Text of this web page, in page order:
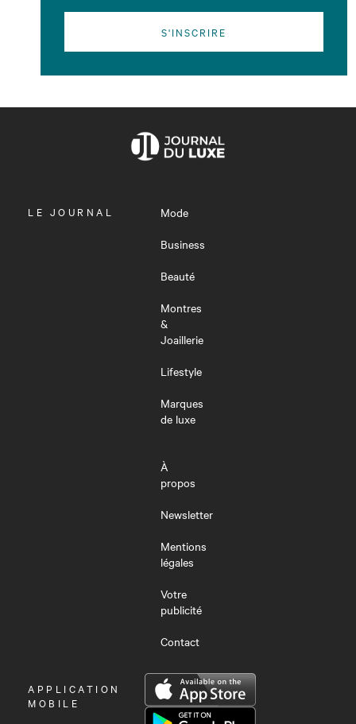
S'INSCRIRE
OUVRIR
LE JOURNAL
Mode
Business
Beauté
Montres
&
Joaillerie
Lifestyle
Marques
de luxe
À
propos
Newsletter
Mentions
légales
Votre
publicité
Contact
OUVRIR
LE
APPLICATION
MOBILE